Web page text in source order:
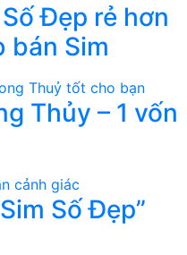
Đẹp rẻ hơn
bán Sim
Thủy – 1 vốn
Số Đẹp”